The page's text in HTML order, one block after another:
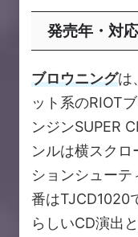
発売年・対
ブロウニングは
ット系のRIOT
ンジンSUPER
ンルは横スクロ
ションシューテ
番はTJCD1020
らしいCD演出